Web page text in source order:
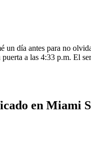
día antes para no
a las 4:33 p.m. El
en Miami